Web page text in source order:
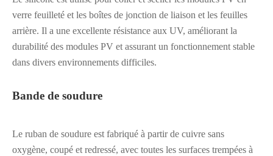
verre feuilleté et les boîtes de jonction de liaison et les feuilles
arrière. Il a une excellente résistance aux UV, améliorant la
durabilité des modules PV et assurant un fonctionnement stable
dans divers environnements difficiles.
Bande de soudure
Le ruban de soudure est fabriqué à partir de cuivre sans
oxygène, coupé et redressé, avec toutes les surfaces trempées à